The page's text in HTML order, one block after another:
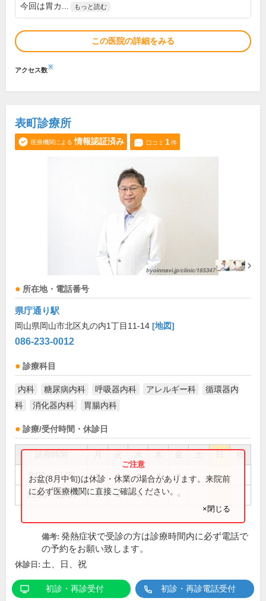
今回は胃カ...
もっと読む
この医院の詳細をみる
アクセス数※
表町診療所
医療機関による 情報認証済み 口コミ 1件
所在地・電話番号
県庁通り駅
岡山県岡山市北区丸の内1丁目11-14 [地図]
086-233-0012
診療科目
内科 糖尿病内科 呼吸器内科 アレルギー科
循環器内
科
消化器内科 胃腸内科
診療/受付時間・休診日
祝
9:00～13:00 ● ● ● ● ●
15:00～18:00 ● ● ● ●
お盆(8月中旬)は休診・休業の場合があります。来院前
に必ず医療機関に直接ご確認ください。
×閉じる
備考: 発熱症状で受診の方は診療時間内に必ず電話で
の予約をお願い致します。
休診日: 土、日、祝
初診・再診受付 初診・再診電話受付